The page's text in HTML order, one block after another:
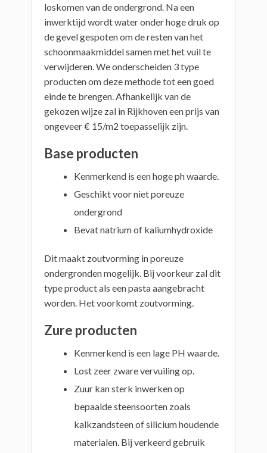
loskomen van de ondergrond. Na een
inwerktijd wordt water onder hoge druk op
de gevel gespoten om de resten van het
schoonmaakmiddel samen met het vuil te
verwijderen. We onderscheiden 3 type
producten om deze methode tot een goed
einde te brengen. Afhankelijk van de
gekozen wijze zal in Rijkhoven een prijs van
ongeveer € 15/m2 toepasselijk zijn.
Base producten
Kenmerkend is een hoge ph waarde.
Geschikt voor niet poreuze
ondergrond
Bevat natrium of kaliumhydroxide
Dit maakt zoutvorming in poreuze
ondergronden mogelijk. Bij voorkeur zal dit
type product als een pasta aangebracht
worden. Het voorkomt zoutvorming.
Zure producten
Kenmerkend is een lage PH waarde.
Lost zeer zware vervuiling op.
Zuur kan sterk inwerken op
bepaalde steensoorten zoals
kalkzandsteen of silicium houdende
materialen. Bij verkeerd gebruik